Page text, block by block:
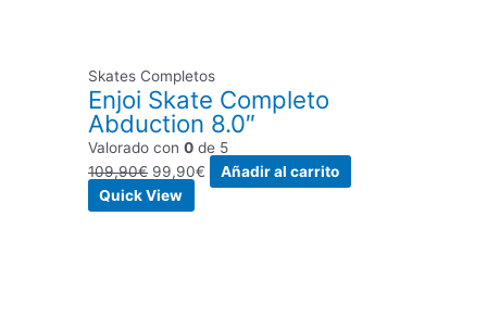
Skates Completos
Enjoi Skate Completo
Abduction 8.0″
Valorado con0 de 5
109,90€ 99,90€
Añadir al carrito
Quick View